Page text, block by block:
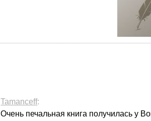
Tamanceff:
Очень печальная книга получилась у